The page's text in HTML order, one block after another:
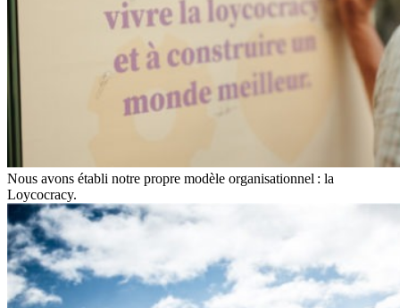
Nous avons établi notre propre modèle organisationnel : la
Loycocracy.